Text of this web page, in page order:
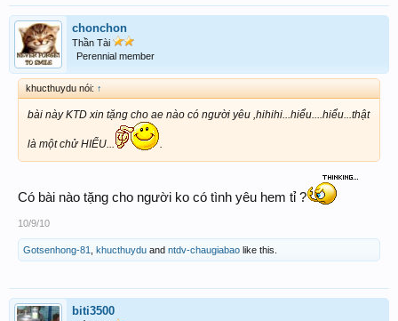
MÌnh phiêu du
Ta đi đến chân trời
Cùng mây gió lan thang
Rồi đông đến thu qua
Ta sẽ trong vòng tay âm áp
Mà mơ ước xa xôi
Chợt tan biến khi em không còn
Sống trong những niềm đau
Ăn năn trong tiếng kinh cầu
chonchon
Thần Tài
Perennial member
khucthuydu nói: ↑
bài này KTD xin tặng cho ae nào có người yêu ,hihihi...hiểu....hiểu...thật
là một chử HIỂU... .
Có bài nào tặng cho người ko có tình yêu hem tỉ ?
10/9/10
Gotsenhong-81 khucthuydu and ntdv-chaugiabao like this.
biti3500